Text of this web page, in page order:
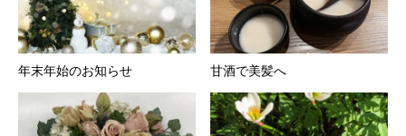
年末年始のお知らせ 甘酒で美髪へ